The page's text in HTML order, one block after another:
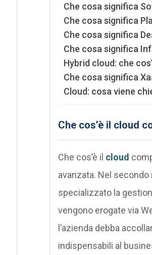
Che cosa significa
Che cosa significa
Che cosa significa
Che cosa significa
Hybrid cloud: che
Che cosa significa
Cloud: cosa viene
Che cos’è il cloud
Che cos’è il cloud
avanzata. Nel
specializzato la
vengono erogate via
l’azienda debba
indispensabili al